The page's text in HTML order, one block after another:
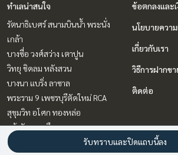
ทำเลน่าสนใจ
รัตนาธิเบศร์ สนามบินน้ำ พระนั่ง
เกล้า
บางซื่อ วงศ์สว่าง เตาปูน
วิทยุ ชิดลม หลังสวน
บางนา แบริ่ง ลาซาล
พระราม 9 เพชรบุรีตัดใหม่ RCA
สุขุมวิท อโศก ทองหล่อ
แจ้งวัฒนะ เมืองทอง
ลาดพร้าว เซ็นทรัลลาดพร้าว
ข้อตกลงและ
นโยบายควา
เกี่ยวกับเรา
วิธีการฝากขา
ติดต่อ
รับทราบและปิดแถบนี้ลง